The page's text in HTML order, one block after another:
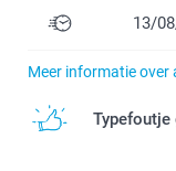
13/
Meer informatie over
Typefoutje